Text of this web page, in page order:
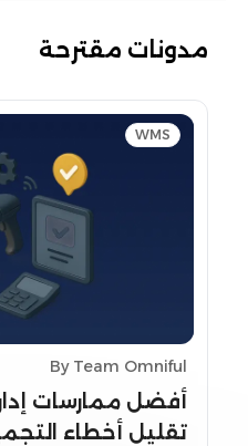
مدونات مقترحة
WMS
By Team Omniful
أفضل ممارسات
تقليل أخطاء